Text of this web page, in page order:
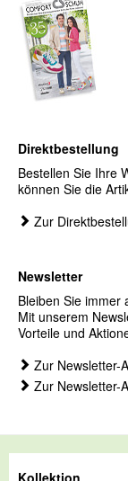
Direktbestellung
Bestellen Sie Ihre
können Sie die
Zur
Newsletter
Bleiben Sie immer
Mit unserem
Vorteile und
Zur Newsletter-
Zur Newsletter-